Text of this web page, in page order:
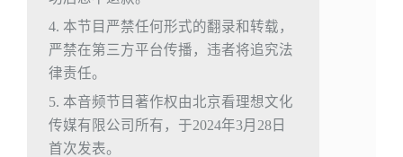
4. 本节目严禁任何形式的翻录和转载，
严禁在第三方平台传播，违者将追究法
律责任。
5. 本音频节目著作权由北京看理想文化
传媒有限公司所有，于2024年3月28日
首次发表。